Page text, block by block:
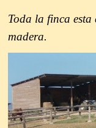
Toda la finca esta
madera.